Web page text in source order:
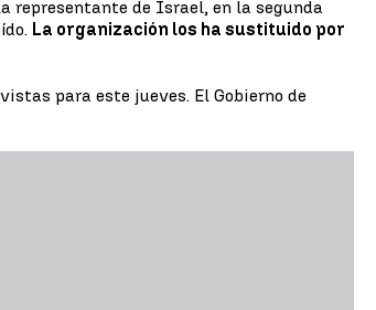
representante de Israel, en la segunda
La organización los ha sustituido por
para este jueves. El Gobierno de